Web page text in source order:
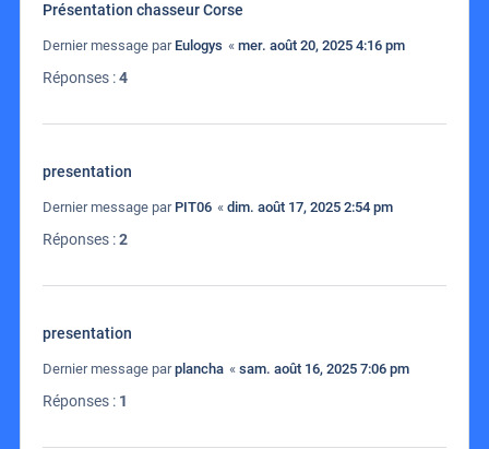
Présentation chasseur Corse
Dernier message par Eulogys « mer. août 20, 2025 4:16 pm
Réponses :4
presentation
Dernier message par PIT06 « dim. août 17, 2025 2:54 pm
Réponses :2
presentation
Dernier message parplancha « sam. août 16, 2025 7:06 pm
Réponses : 1